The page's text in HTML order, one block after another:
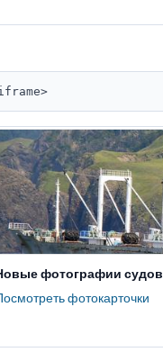
фотографии судов
фотокарточки